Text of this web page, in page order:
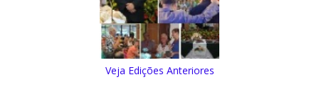
Veja Edições Anteriores